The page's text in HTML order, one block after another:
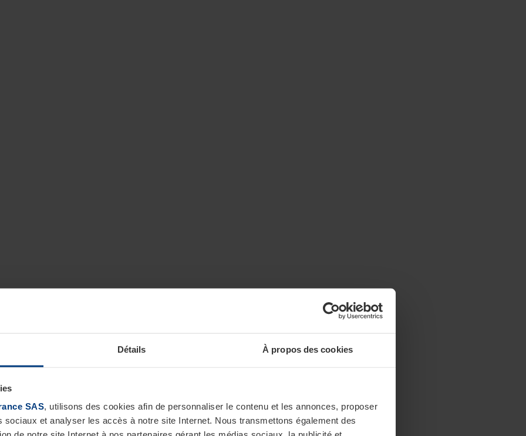
Détails À propos des cookies
SAS, utilisons des cookies afin de personnaliser le contenu et les annonces, proposer
sociaux et analyser les accès à notre site Internet. Nous transmettons également des